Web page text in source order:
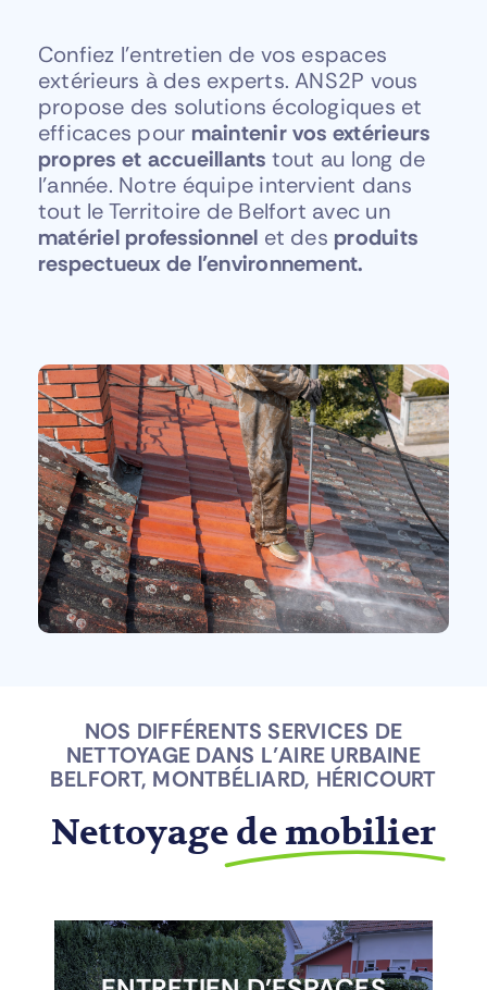
Confiez l’entretien de vos espaces
extérieurs à des experts. ANS2P vous
propose des solutions écologiques et
efficaces pour maintenir vos extérieurs
propres et accueillants tout au long de
l’année. Notre équipe intervient dans
tout le Territoire de Belfort avec un
matériel professionnel et des produits
respectueux de l’environnement.
NOS DIFFÉRENTS SERVICES DE
NETTOYAGE DANS L’AIRE URBAINE
BELFORT, MONTBÉLIARD, HÉRICOURT
Nettoyage de mobilier
Entretien régulier ou ponctuel de vos